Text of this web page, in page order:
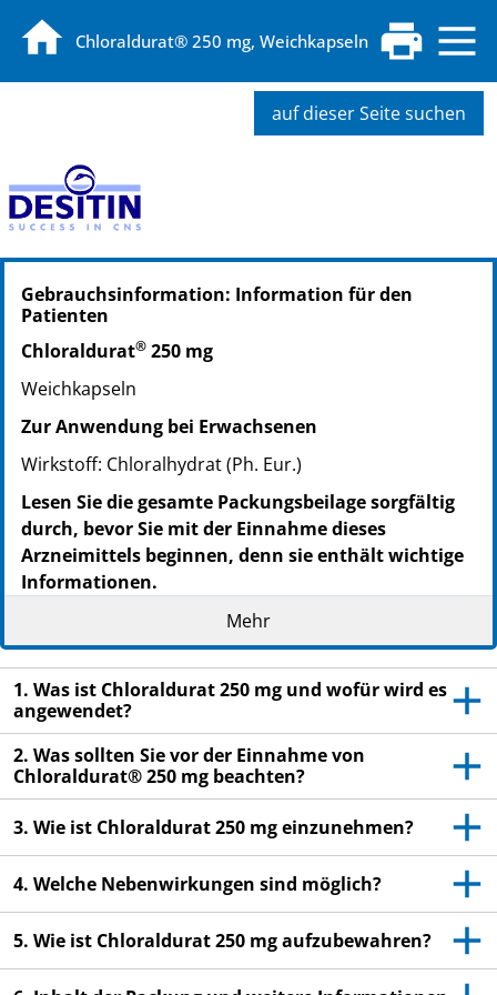
Chloraldurat® 250 mg, Weichkapseln
auf dieser Seite suchen
PZN: 04778883
PPN: 110477888390
NTIN: 04150047788839
Gebrauchsinformation: Information für den
Patienten
Chloraldurat® 250 mg
Weichkapseln
Zur Anwendung bei Erwachsenen
Wirkstoff: Chloralhydrat (Ph. Eur.)
Lesen Sie die gesamte Packungsbeilage sorgfältig
durch, bevor Sie mit der Einnahme dieses
Arzneimittels beginnen, denn sie enthält wichtige
Informationen.
Heben Sie die Packungsbeilage auf. Vielleicht
möchten Sie diese später nochmals lesen.
Wenn Sie weitere Fragen haben, wenden Sie sich
an Ihren Arzt oder Apotheker.
Dieses Arzneimittel wurde Ihnen persönlich
verschrieben. Geben Sie es nicht an Dritte weiter.
Es kann anderen Menschen schaden, auch wenn
diese die gleichen Beschwerden haben wie Sie.
Wenn Sie Nebenwirkungen bemerken, wenden Sie
sich an Ihren Arzt oder Apotheker. Dies gilt auch
für Nebenwirkungen, die nicht in dieser
Packungsbeilage angegeben sind. Siehe Abschnitt
4.
Mehr
1. Was ist Chloraldurat 250 mg und wofür wird es
angewendet?
2. Was sollten Sie vor der Einnahme von
Chloraldurat® 250 mg beachten?
3. Wie ist Chloraldurat 250 mg einzunehmen?
4. Welche Nebenwirkungen sind möglich?
5. Wie ist Chloraldurat 250 mg aufzubewahren?